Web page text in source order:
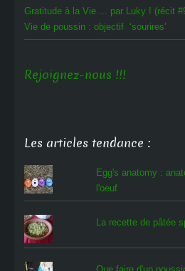
Gratitude à la Vie ... par Luky ! (récit
Vie de poussin : objectif ‘sourires’
Rejoignez-nous !!!
Les articles tendance :
Egg's anatomy :
l'oeuf
La recette de pâtée